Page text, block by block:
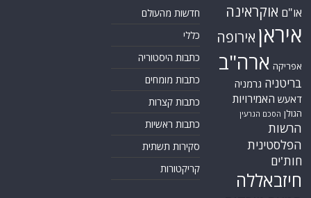
או"ם אוקראינה
איראן אירופה
אפריקה ארה"ב
בריטניה גרמניה
דאעש האמירויות
הגולן הסכם הגרעין
הרשות
הפלסטינית
חות'ים
חיזבאללה
חדשות מהעולם
כללי
כתבות היסטוריה
כתבות מומחים
כתבות קצרות
כתבות ראשיות
סקירות תשתית
קריקטורות